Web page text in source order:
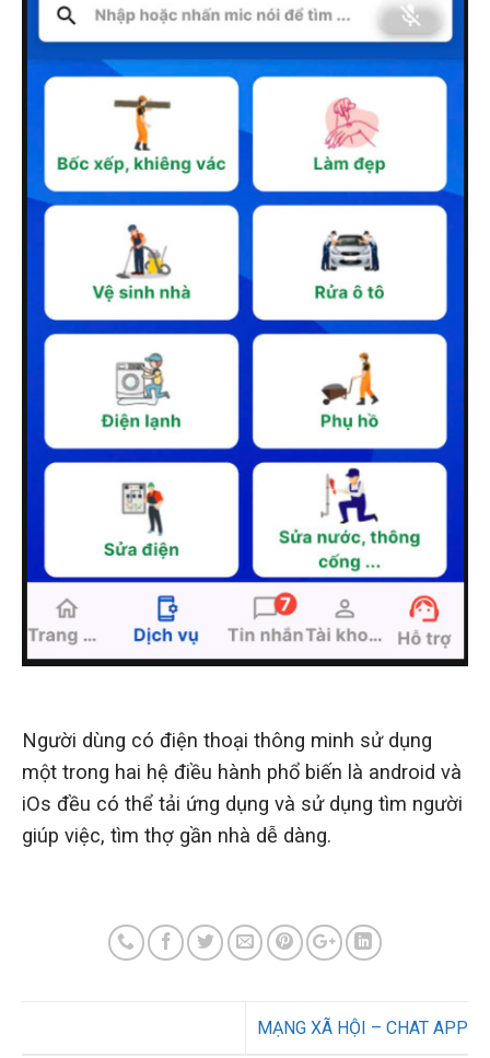
Người dùng có điện thoại thông minh sử dụng
một trong hai hệ điều hành phổ biến là android và
iOs đều có thể tải ứng dụng và sử dụng tìm người
giúp việc, tìm thợ gần nhà dễ dàng.
MẠNG XÃ HỘI – CHAT APP